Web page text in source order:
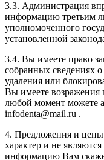
3.3. Администрация
информацию третьим
уполномоченного
установленной
3.4. Вы имеете право
собранных сведениях о
удаления или
Вы имеете возражения
любой момент можете
infodenta@mail.ru .
4. Предложения и
характер и не
информацию Вам